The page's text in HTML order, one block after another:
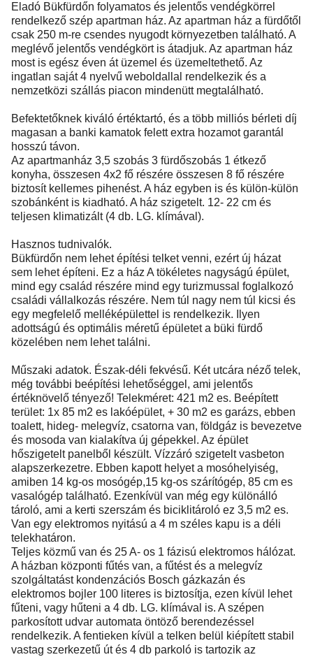
Eladó Bükfürdőn folyamatos és jelentős vendégkörrel
rendelkező szép apartman ház. Az apartman ház a fürdőtől
csak 250 m-re csendes nyugodt környezetben található. A
meglévő jelentős vendégkört is átadjuk. Az apartman ház
most is egész éven át üzemel és üzemeltethető. Az
ingatlan saját 4 nyelvű weboldallal rendelkezik és a
nemzetközi szállás piacon mindenütt megtalálható.
Befektetőknek kiváló értéktartó, és a több milliós bérleti díj
magasan a banki kamatok felett extra hozamot garantál
hosszú távon.
Az apartmanház 3,5 szobás 3 fürdőszobás 1 étkező
konyha, összesen 4x2 fő részére összesen 8 fő részére
biztosít kellemes pihenést. A ház egyben is és külön-külön
szobánként is kiadható. A ház szigetelt. 12- 22 cm és
teljesen klimatizált (4 db. LG. klímával).
Hasznos tudnivalók.
Bükfürdőn nem lehet építési telket venni, ezért új házat
sem lehet építeni. Ez a ház A tökéletes nagyságú épület,
mind egy család részére mind egy turizmussal foglalkozó
családi vállalkozás részére. Nem túl nagy nem túl kicsi és
egy megfelelő melléképülettel is rendelkezik. Ilyen
adottságú és optimális méretű épületet a büki fürdő
közelében nem lehet találni.
Műszaki adatok. Észak-déli fekvésű. Két utcára néző telek,
még további beépítési lehetőséggel, ami jelentős
értéknövelő tényező! Telekméret: 421 m2 es. Beépített
terület: 1x 85 m2 es lakóépület, + 30 m2 es garázs, ebben
toalett, hideg- melegvíz, csatorna van, földgáz is bevezetve
és mosoda van kialakítva új gépekkel. Az épület
hőszigetelt panelből készült. Vízzáró szigetelt vasbeton
alapszerkezetre. Ebben kapott helyet a mosóhelyiség,
amiben 14 kg-os mosógép,15 kg-os szárítógép, 85 cm es
vasalógép található. Ezenkívül van még egy különálló
tároló, ami a kerti szerszám és biciklitároló ez 3,5 m2 es.
Van egy elektromos nyitású a 4 m széles kapu is a déli
telekhatáron.
Teljes közmű van és 25 A- os 1 fázisú elektromos hálózat.
A házban központi fűtés van, a fűtést és a melegvíz
szolgáltatást kondenzációs Bosch gázkazán és
elektromos bojler 100 literes is biztosítja, ezen kívül lehet
fűteni, vagy hűteni a 4 db. LG. klímával is. A szépen
parkosított udvar automata öntöző berendezéssel
rendelkezik. A fentieken kívül a telken belül kiépített stabil
vastag szerkezetű út és 4 db parkoló is tartozik az